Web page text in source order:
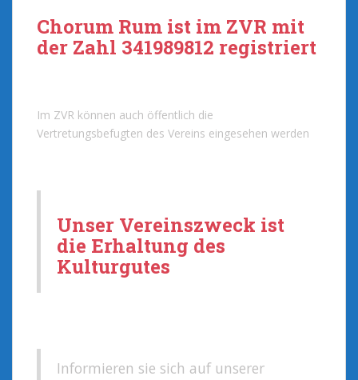
Chorum Rum ist im ZVR mit
der Zahl 341989812 registriert
Im ZVR können auch öffentlich die
Vertretungsbefugten des Vereins eingesehen werden
Unser Vereinszweck ist
die Erhaltung des
Kulturgutes
Informieren sie sich auf unserer